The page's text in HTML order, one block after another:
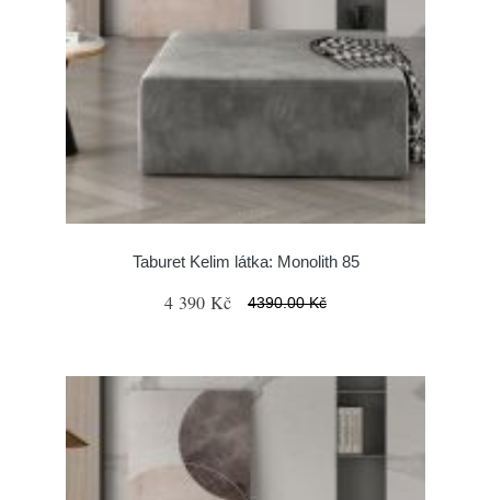
Taburet Kelim látka: Monolith 85
4 390 Kč 4390.00 Kč